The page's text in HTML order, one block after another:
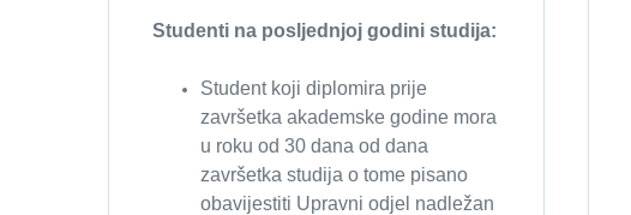
Studenti na posljednjoj godini studija:
Student koji diplomira prije
završetka akademske godine mora
u roku od 30 dana od dana
završetka studija o tome pisano
obavijestiti Upravni odjel nadležan